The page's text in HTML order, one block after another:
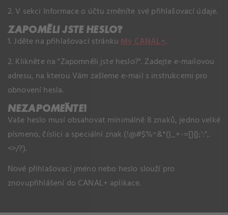
2. V sekci Informace o účtu změníte své přihlašovací údaje.
ZAPOMĚLI JSTE HESLO?
1. Jděte na přihlašovací stránkuMy CANAL+.
2. Klikněte na "Zapomněli jste heslo?". Zadejte e-mailovou
adresu, na kterou Vám zašleme e-mail s instrukcemi pro
obnovení hesla.
NEZAPOMEŇTE!
Vaše heslo musí obsahovat minimálně 8 znaků, jedno velké
písmeno, číslici a speciální znak (!@#$%^&*()_+-=[]{};':",.
<>/?).
Nové přihlašovací jméno nebo heslo slouží pro
znovupřihlášení do CANAL+ aplikace.